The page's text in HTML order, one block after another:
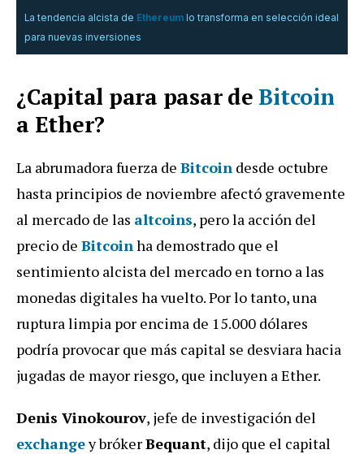
La tendencia alcista de Ethereum lo transforma en selección ideal
para nuevas inversiones
¿Capital para pasar de Bitcoin
a Ether?
La abrumadora fuerza de Bitcoin desde octubre
hasta principios de noviembre afectó gravemente
al mercado de las altcoins, pero la acción del
precio de Bitcoin ha demostrado que el
sentimiento alcista del mercado en torno a las
monedas digitales ha vuelto. Por lo tanto, una
ruptura limpia por encima de 15.000 dólares
podría provocar que más capital se desviara hacia
jugadas de mayor riesgo, que incluyen a Ether.
Denis Vinokourov, jefe de investigación del
exchangey brókerBequant, dijo que el capital